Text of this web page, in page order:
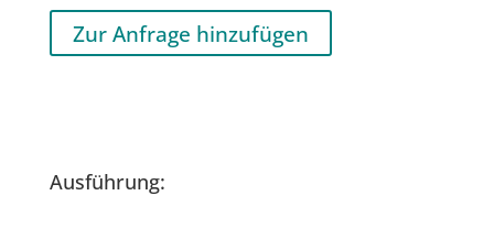
Zur Anfrage hinzufügen
Ausführung: